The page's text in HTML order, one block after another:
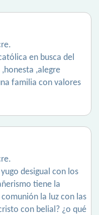
en busca del
,alegre
familia con valores
desigual con los
tiene la
la luz con las
con belial? ¿o qué